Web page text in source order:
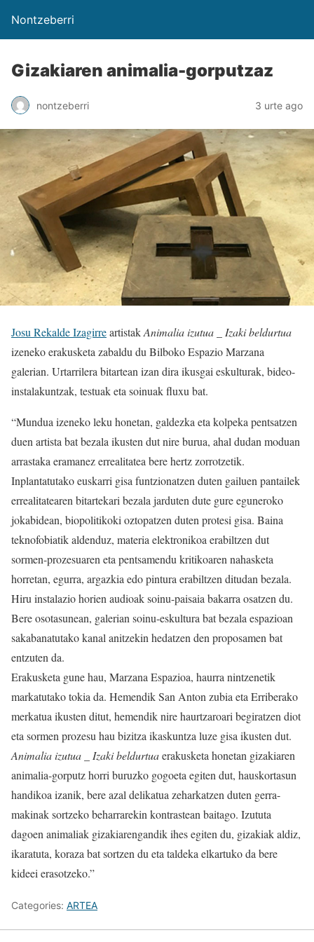
Nontzeberri
Gizakiaren animalia-gorputzaz
nontzeberri 3 urte ago
Josu Rekalde IzagirreartistakAnimalia izutua _ Izaki beldurtua
izeneko erakusketa zabaldu du Bilboko Espazio Marzana
galerian. Urtarrilera bitartean izan dira ikusgai eskulturak, bideo-
instalakuntzak, testuak eta soinuak fluxu bat.
“Mundua izeneko leku honetan, galdezka eta kolpeka pentsatzen
duen artista bat bezala ikusten dut nire burua, ahal dudan moduan
arrastaka eramanez errealitatea bere hertz zorrotzetik.
Inplantatutako euskarri gisa funtzionatzen duten gailuen pantailek
errealitatearen bitartekari bezala jarduten dute gure eguneroko
jokabidean, biopolitikoki oztopatzen duten protesi gisa. Baina
teknofobiatik aldenduz, materia elektronikoa erabiltzen dut
sormen-prozesuaren eta pentsamendu kritikoaren nahasketa
horretan, egurra, argazkia edo pintura erabiltzen ditudan bezala.
Hiru instalazio horien audioak soinu-paisaia bakarra osatzen du.
Bere osotasunean, galerian soinu-eskultura bat bezala espazioan
sakabanatutako kanal anitzekin hedatzen den proposamen bat
entzuten da.
Erakusketa gune hau, Marzana Espazioa, haurra nintzenetik
markatutako tokia da. Hemendik San Anton zubia eta Erriberako
merkatua ikusten ditut, hemendik nire haurtzaroari begiratzen diot
eta sormen prozesu hau bizitza ikaskuntza luze gisa ikusten dut.
Animalia izutua _ Izaki beldurtuaerakusketa honetan gizakiaren
animalia-gorputz horri buruzko gogoeta egiten dut, hauskortasun
handikoa izanik, bere azal delikatua zeharkatzen duten gerra-
makinak sortzeko beharrarekin kontrastean baitago. Izututa
dagoen animaliak gizakiarengandik ihes egiten du, gizakiak aldiz,
ikaratuta, koraza bat sortzen du eta taldeka elkartuko da bere
kideei erasotzeko.”
Categories: ARTEA